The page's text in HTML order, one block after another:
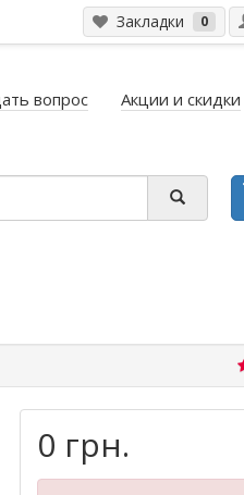
Закладки 0
вопрос Акции и скидки
0 грн.